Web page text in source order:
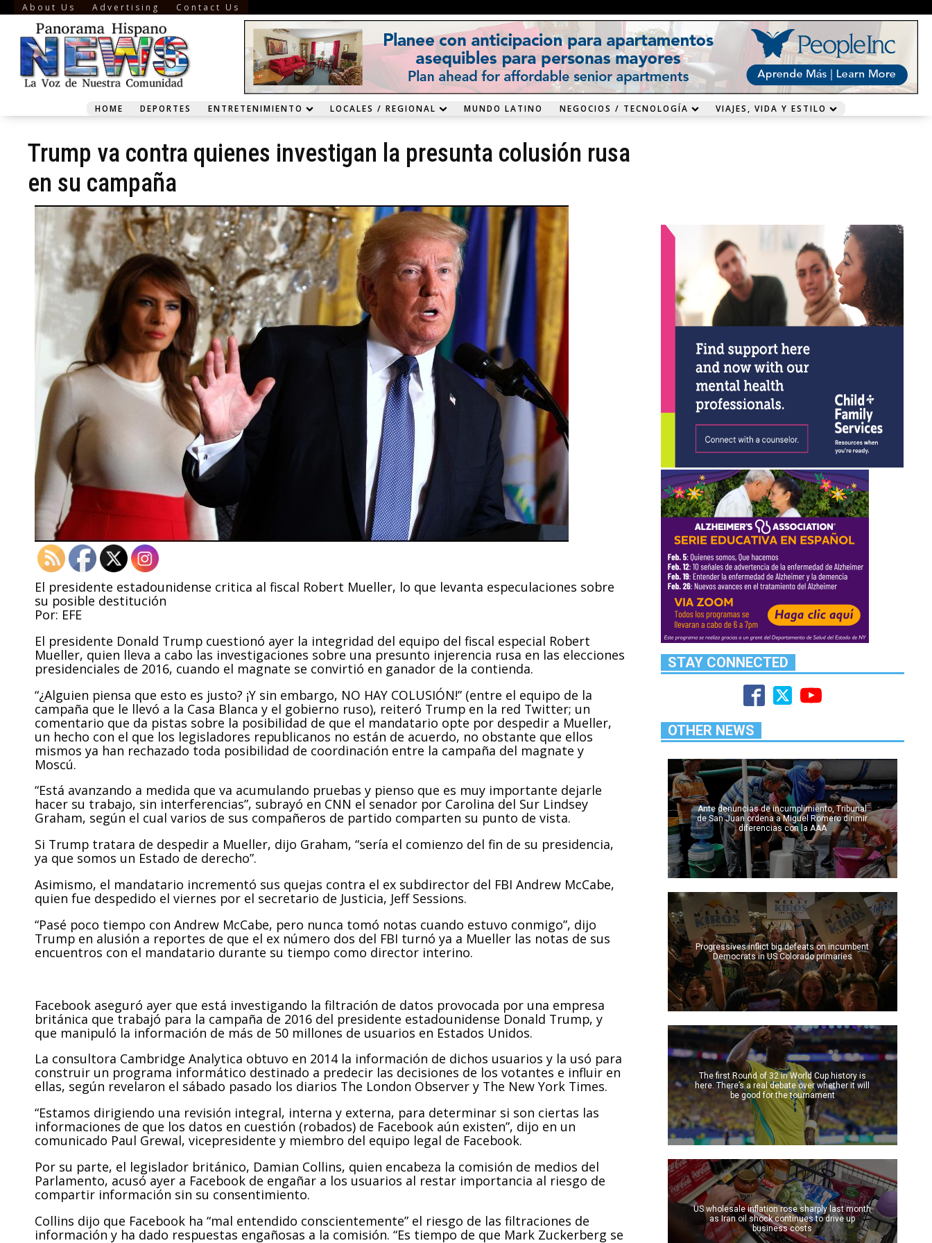
About Us Advertising Contact Us
HOME DEPORTES ENTRETENIMIENTO LOCALES / REGIONAL MUNDO LATINO NEGOCIOS / TECNOLOGÍA VIAJES, VIDA Y ESTILO
Trump va contra quienes investigan la presunta colusión rusa
en su campaña
El presidente estadounidense critica al fiscal Robert Mueller, lo que levanta especulaciones sobre
su posible destitución
Por: EFE
El presidente Donald Trump cuestionó ayer la integridad del equipo del fiscal especial Robert
Mueller, quien lleva a cabo las investigaciones sobre una presunto injerencia rusa en las elecciones
presidenciales de 2016, cuando el magnate se convirtió en ganador de la contienda.
“¿Alguien piensa que esto es justo? ¡Y sin embargo, NO HAY COLUSIÓN!” (entre el equipo de la
campaña que le llevó a la Casa Blanca y el gobierno ruso), reiteró Trump en la red Twitter; un
comentario que da pistas sobre la posibilidad de que el mandatario opte por despedir a Mueller,
un hecho con el que los legisladores republicanos no están de acuerdo, no obstante que ellos
mismos ya han rechazado toda posibilidad de coordinación entre la campaña del magnate y
Moscú.
“Está avanzando a medida que va acumulando pruebas y pienso que es muy importante dejarle
hacer su trabajo, sin interferencias”, subrayó en CNN el senador por Carolina del Sur Lindsey
Graham, según el cual varios de sus compañeros de partido comparten su punto de vista.
Si Trump tratara de despedir a Mueller, dijo Graham, “sería el comienzo del fin de su presidencia,
ya que somos un Estado de derecho”.
Asimismo, el mandatario incrementó sus quejas contra el ex subdirector del FBI Andrew McCabe,
quien fue despedido el viernes por el secretario de Justicia, Jeff Sessions.
“Pasé poco tiempo con Andrew McCabe, pero nunca tomó notas cuando estuvo conmigo”, dijo
Trump en alusión a reportes de que el ex número dos del FBI turnó ya a Mueller las notas de sus
encuentros con el mandatario durante su tiempo como director interino.
Facebook aseguró ayer que está investigando la filtración de datos provocada por una empresa
británica que trabajó para la campaña de 2016 del presidente estadounidense Donald Trump, y
que manipuló la información de más de 50 millones de usuarios en Estados Unidos.
La consultora Cambridge Analytica obtuvo en 2014 la información de dichos usuarios y la usó para
construir un programa informático destinado a predecir las decisiones de los votantes e influir en
ellas, según revelaron el sábado pasado los diarios The London Observer y The New York Times.
“Estamos dirigiendo una revisión integral, interna y externa, para determinar si son ciertas las
informaciones de que los datos en cuestión (robados) de Facebook aún existen”, dijo en un
comunicado Paul Grewal, vicepresidente y miembro del equipo legal de Facebook.
Por su parte, el legislador británico, Damian Collins, quien encabeza la comisión de medios del
Parlamento, acusó ayer a Facebook de engañar a los usuarios al restar importancia al riesgo de
compartir información sin su consentimiento.
Collins dijo que Facebook ha “mal entendido conscientemente” el riesgo de las filtraciones de
información y ha dado respuestas engañosas a la comisión. “Es tiempo de que Mark Zuckerberg se
STAY CONNECTED
OTHER NEWS
Ante denuncias de incumplimiento, Tribunal
de San Juan ordena a Miguel Romero dirimir
diferencias con la AAA
Progressives inflict big defeats on incumbent
Democrats in US Colorado primaries
The first Round of 32 in World Cup history is
here. There’s a real debate over whether it will
be good for the tournament
US wholesale inflation rose sharply last month
as Iran oil shock continues to drive up
business costs